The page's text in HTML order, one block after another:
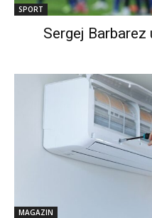
SPORT
Sergej
MAGAZIN